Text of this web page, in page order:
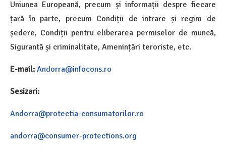
Uniunea Europeană, precum și informații despre fiecare
țară în parte, precum Condiții de intrare și regim de
ședere, Condiții pentru eliberarea permiselor de muncă,
Sigurantă și criminalitate, Amenințări teroriste, etc.
E-mail: Andorra@infocons.ro
Sesizari:
Andorra@protectia-consumatorilor.ro
andorra@consumer-protections.org